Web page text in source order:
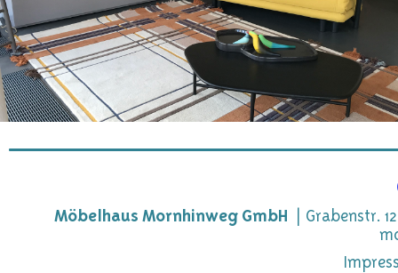
Möbelhaus Mornhinweg GmbH
Grabenstr.